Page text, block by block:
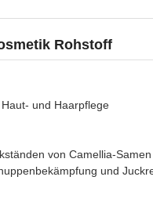
Rohstoff
und Haarpflege
von Camellia-
und